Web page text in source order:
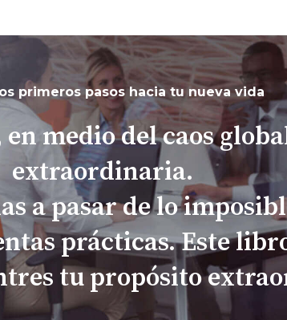
primeros pasos hacia tu nueva vida
medio del caos
extraordinaria.
a pasar de lo
prácticas. Este
tu propósito